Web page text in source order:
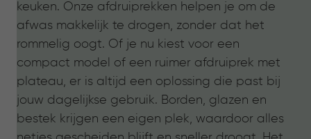
keuken. Onze afdruiprekken helpen je om de
afwas makkelijk te drogen, zonder dat het
rommelig oogt. Of je nu kiest voor een
compact model of een ruimer afdruiprek met
plateau, er is altijd een oplossing die past bij
jouw dagelijkse gebruik. Borden, glazen en
bestek krijgen een eigen plek, waardoor alles